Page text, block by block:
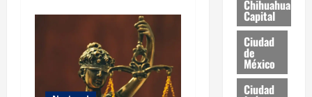
Chihuahua
Capital
Ciudad
de
México
Ciudad